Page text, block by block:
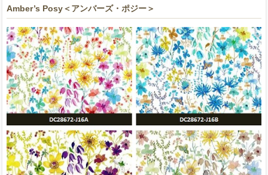
Amber’s Posy＜アンバーズ・ポジー＞